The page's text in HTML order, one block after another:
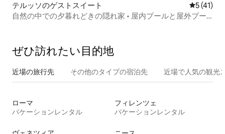
テルッソのゲストスイート レビュー
5 (41)
自然の中での夕暮れどきの隠れ家 • 屋内プールと屋外プー
ぜひ訪⁠れ⁠た⁠い目⁠的⁠地
近場の旅行先 その他のタ⁠イ⁠プ⁠の宿⁠泊⁠先 近場で人気の観光
ローマ
バケーションレンタル
フィレンツェ
バケーションレンタル